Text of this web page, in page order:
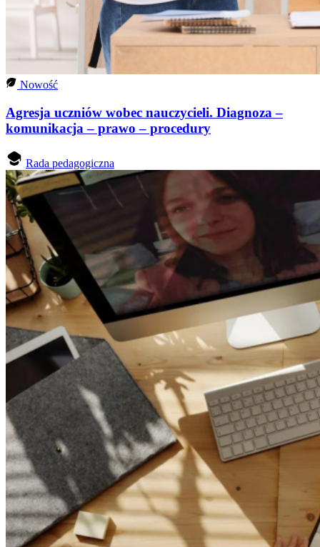
Nowość
Agresja uczniów wobec nauczycieli. Diagnoza –
komunikacja – prawo – procedury
Rada pedagogiczna